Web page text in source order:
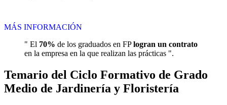
MÁS INFORMACIÓN
" El 70% de los graduados en FPlogran un contrato
en la empresa en la que realizan las prácticas ".
Temario del Ciclo Formativo de Grado
Medio de Jardinería y Floristería